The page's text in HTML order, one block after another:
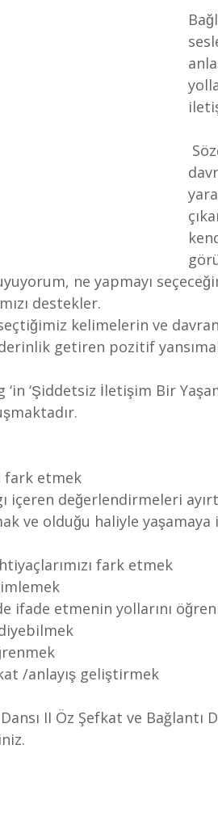
ne yapmayı
destekler.
kelimelerin ve
getiren pozitif
‘Şiddetsiz İletişim Bir
fark etmek
içeren değerlendirmeleri
fark etmek
ifade etmenin yollarını
diyebilmek
/anlayış geliştirmek
II Öz Şefkat ve Bağlantı